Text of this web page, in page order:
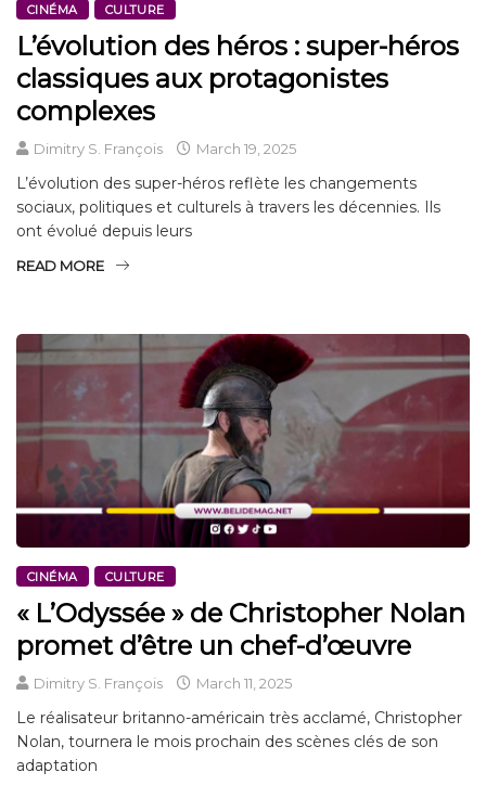
CINÉMA CULTURE
L’évolution des héros : super-héros
classiques aux protagonistes
complexes
Dimitry S. François March 19, 2025
L’évolution des super-héros reflète les changements
sociaux, politiques et culturels à travers les décennies. Ils
ont évolué depuis leurs
READ MORE
CINÉMA CULTURE
« L’Odyssée » de Christopher Nolan
promet d’être un chef-d’œuvre
Dimitry S. François March 11, 2025
Le réalisateur britanno-américain très acclamé, Christopher
Nolan, tournera le mois prochain des scènes clés de son
adaptation